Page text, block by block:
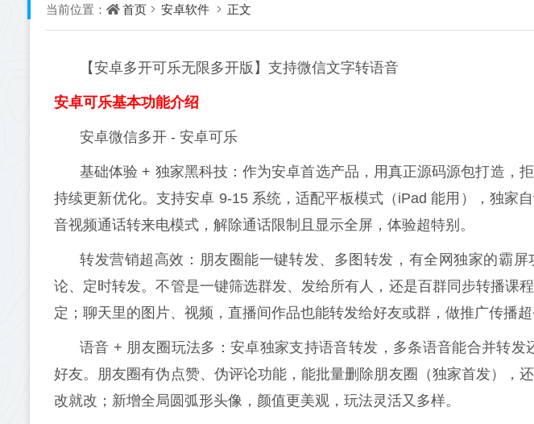
当前位置： 首页 安卓软件 正文
【安卓多开可乐无限多开版】支持微信文字转语音
安卓可乐基本功能介绍
安卓微信多开 - 安卓可乐
基础体验 + 独家黑科技：作为安卓首选产品，用真正源码源包打造，
持续更新优化。支持安卓 9-15 系统，适配平板模式（iPad 能用），独家
音视频通话转来电模式，解除通话限制且显示全屏，体验超特别。
转发营销超高效：朋友圈能一键转发、多图转发，有全网独家的霸
论、定时转发。不管是一键筛选群发、发给所有人，还是百群同步转播课
定；聊天里的图片、视频，直播间作品也能转发给好友或群，做推广传播超
语音 + 朋友圈玩法多：安卓独家支持语音转发，多条语音能合并转发
好友。朋友圈有伪点赞、伪评论功能，能批量删除朋友圈（独家首发），
改就改；新增全局圆弧形头像，颜值更美观，玩法灵活又多样。